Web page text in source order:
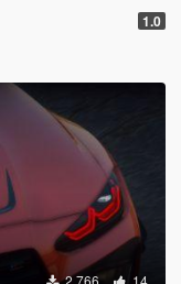
1.0
2.766 14